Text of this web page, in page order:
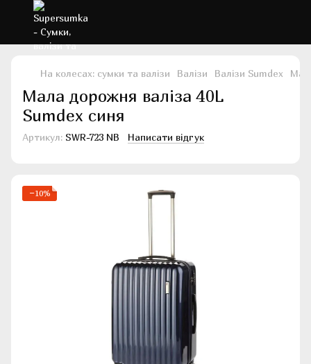
На колесах: сумки та валізи Валізи Валізи Sumdex
Мала дорожня валіза 40L
Sumdex синя
Артикул: SWR-723 NB Написати відгук
−10%